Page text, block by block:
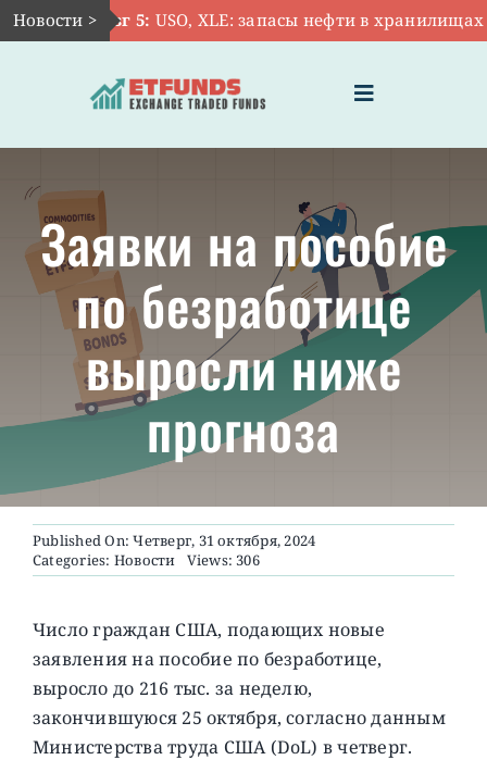
Skip
to
Новости >Авг 5: USO, XLE: запасы нефти в хранилищах
Toggle
Navigation
ГЛАВНАЯ
ЧТО ТАКОЕ ETF
ИНВЕСТИЦИИ В ETF
ТЕМАТИЧЕСКИЕ ETF
АКТУАЛЬНЫЕ
О ПРОЕКТЕ
Заявки на пособие
по безработице
выросли ниже
прогноза
Published On: Четверг, 31 октября, 2024
Categories: Новости Views: 306
Число граждан США, подающих новые
заявления на пособие по безработице,
выросло до 216 тыс. за неделю,
закончившуюся 25 октября, согласно данным
Министерства труда США (DoL) в четверг.